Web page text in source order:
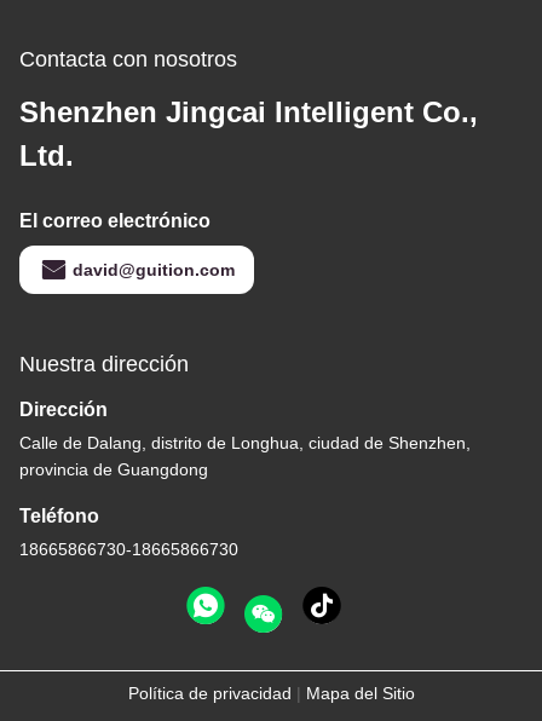
Contacta con nosotros
Shenzhen Jingcai Intelligent Co.,
Ltd.
El correo electrónico
david@guition.com
Nuestra dirección
Dirección
Calle de Dalang, distrito de Longhua, ciudad de Shenzhen,
provincia de Guangdong
Teléfono
18665866730-18665866730
Política de privacidad | Mapa del Sitio